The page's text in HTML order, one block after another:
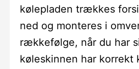
kølepladen trækkes
ned og monteres i
rækkefølge, når du har
køleskinnen har korrekt